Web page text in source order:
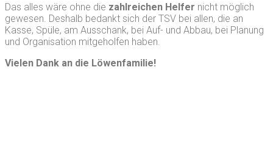
Das alles wäre ohne die zahlreichen Helfer nicht möglich
gewesen. Deshalb bedankt sich der TSV bei allen, die an
Kasse, Spüle, am Ausschank, bei Auf- und Abbau, bei Planung
und Organisation mitgeholfen haben.
Vielen Dank an die Löwenfamilie!